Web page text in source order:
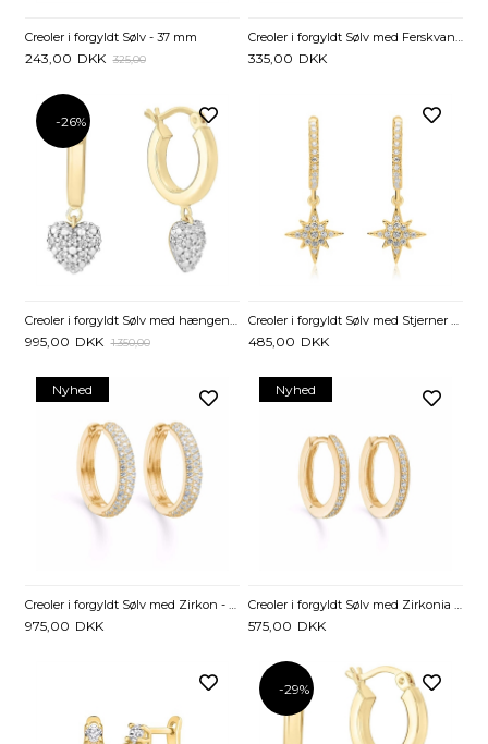
Creoler i forgyldt Sølv - 37 mm
243,00 DKK 325,00
Creoler i forgyldt Sølv med Ferskvandsperler - 13,4 mm
335,00 DKK
-26%
Creoler i forgyldt Sølv med hængende Hjerter
995,00 DKK 1.350,00
Creoler i forgyldt Sølv med Stjerner og Zirkoniasten
485,00 DKK
Nyhed
975,00 DKK
Nyhed
575,00 DKK
-29%